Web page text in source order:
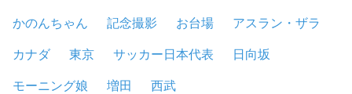
かのんちゃん
記念撮影 お台場
アスラン・ザラ
カナダ
東京 サッカー日本代表
日向坂
モーニング娘
増田 西武